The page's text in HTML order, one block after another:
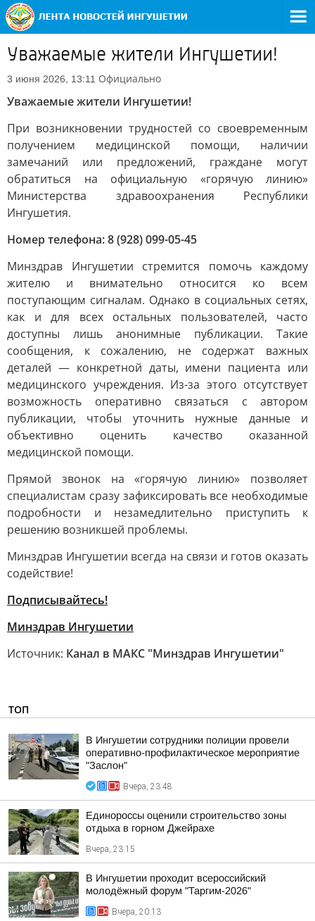
Уважаемые жители Ингушетии!
3 июня 2026, 13:11 Официально
Уважаемые жители Ингушетии!
При возникновении трудностей со своевременным
получением медицинской помощи, наличии
замечаний или предложений, граждане могут
обратиться на официальную «горячую линию»
Министерства здравоохранения Республики
Ингушетия.
Номер телефона: 8 (928) 099-05-45
Минздрав Ингушетии стремится помочь каждому
жителю и внимательно относится ко всем
поступающим сигналам. Однако в социальных сетях,
как и для всех остальных пользователей, часто
доступны лишь анонимные публикации. Такие
сообщения, к сожалению, не содержат важных
деталей — конкретной даты, имени пациента или
медицинского учреждения. Из-за этого отсутствует
возможность оперативно связаться с автором
публикации, чтобы уточнить нужные данные и
объективно оценить качество оказанной
медицинской помощи.
Прямой звонок на «горячую линию» позволяет
специалистам сразу зафиксировать все необходимые
подробности и незамедлительно приступить к
решению возникшей проблемы.
Минздрав Ингушетии всегда на связи и готов оказать
содействие!
Подписывайтесь!
Минздрав Ингушетии
Источник: Канал в МАКС "Минздрав Ингушетии"
ТОП
В Ингушетии сотрудники полиции провели
оперативно-профилактическое мероприятие
"Заслон"
Вчера, 23:48
Единороссы оценили строительство зоны
отдыха в горном Джейрахе
Вчера, 23:15
В Ингушетии проходит всероссийский
молодёжный форум "Таргим-2026"
Вчера, 20:13